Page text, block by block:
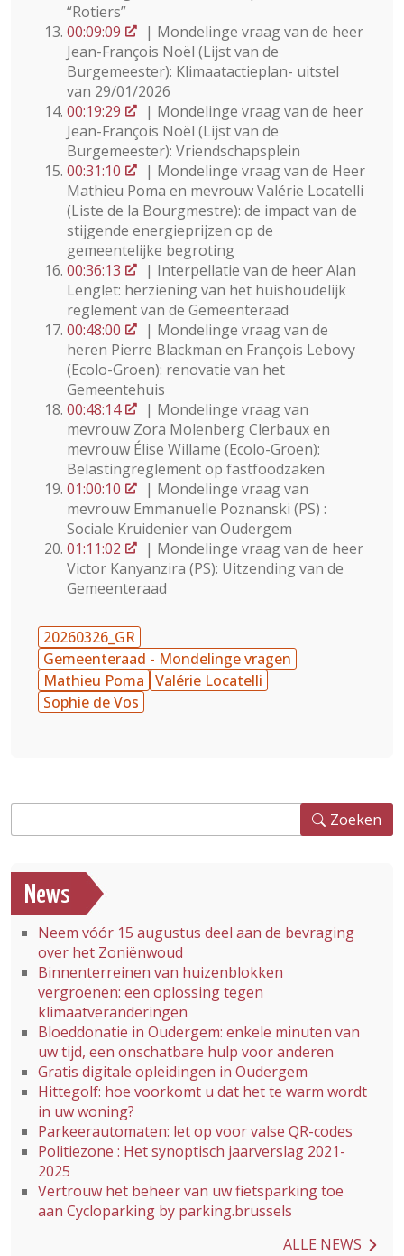
“Rotiers”
00:09:09
| Mondelinge vraag van de heer
Jean-François Noël (Lijst van de
Burgemeester): Klimaatactieplan- uitstel
van 29/01/2026
00:19:29
| Mondelinge vraag van de heer
Jean-François Noël (Lijst van de
Burgemeester): Vriendschapsplein
00:31:10
| Mondelinge vraag van de Heer
Mathieu Poma en mevrouw Valérie Locatelli
(Liste de la Bourgmestre): de impact van de
stijgende energieprijzen op de
gemeentelijke begroting
00:36:13
| Interpellatie van de heer Alan
Lenglet: herziening van het huishoudelijk
reglement van de Gemeenteraad
00:48:00
| Mondelinge vraag van de
heren Pierre Blackman en François Lebovy
(Ecolo-Groen): renovatie van het
Gemeentehuis
00:48:14
| Mondelinge vraag van
mevrouw Zora Molenberg Clerbaux en
mevrouw Élise Willame (Ecolo-Groen):
Belastingreglement op fastfoodzaken
01:00:10
| Mondelinge vraag van
mevrouw Emmanuelle Poznanski (PS) :
Sociale Kruidenier van Oudergem
01:11:02
| Mondelinge vraag van de heer
Victor Kanyanzira (PS): Uitzending van de
Gemeenteraad
20260326_GR
Gemeenteraad - Mondelinge vragen
Mathieu Poma Valérie Locatelli
Sophie de Vos
Zoeken
News
Neem vóór 15 augustus deel aan de bevraging
over het Zoniënwoud
Binnenterreinen van huizenblokken
vergroenen: een oplossing tegen
klimaatveranderingen
Bloeddonatie in Oudergem: enkele minuten van
uw tijd, een onschatbare hulp voor anderen
Gratis digitale opleidingen in Oudergem
Hittegolf: hoe voorkomt u dat het te warm wordt
in uw woning?
Parkeerautomaten: let op voor valse QR-codes
Politiezone : Het synoptisch jaarverslag 2021-
2025
Vertrouw het beheer van uw fietsparking toe
aan Cycloparking by parking.brussels
ALLE NEWS